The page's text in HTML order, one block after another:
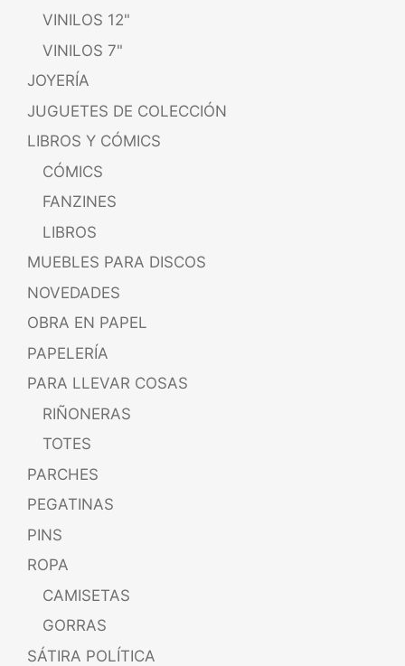
VINILOS 12"
VINILOS 7"
JOYERÍA
JUGUETES DE COLECCIÓN
LIBROS Y CÓMICS
CÓMICS
FANZINES
LIBROS
MUEBLES PARA DISCOS
NOVEDADES
OBRA EN PAPEL
PAPELERÍA
PARA LLEVAR COSAS
RIÑONERAS
TOTES
PARCHES
PEGATINAS
PINS
ROPA
CAMISETAS
GORRAS
SÁTIRA POLÍTICA